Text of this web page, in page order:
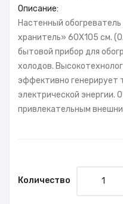
Описание:
Настенный
хранитель» 60X105 см.
бытовой прибор для
холодов.
эффективно генерирует
электрической энергии.
привлекательным
Количество